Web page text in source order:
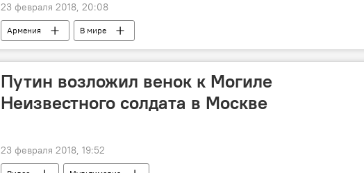
23 февраля 2018, 20:08
Армения В мире
Путин возложил венок к Могиле
Неизвестного солдата в Москве
23 февраля 2018, 19:52